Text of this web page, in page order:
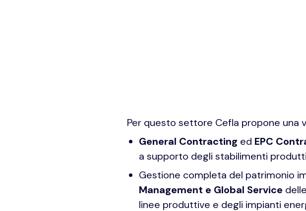
Per questo settore Cefla propone una
General Contracting ed EPC
a supporto degli stabilimenti
Gestione completa del patrimonio
Management e Global Service
linee produttive e degli impianti